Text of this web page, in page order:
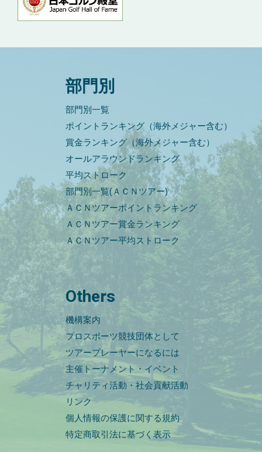
部門別
部門別一覧
ポイントランキング（海外メジャー含む）
賞金ランキング（海外メジャー含む）
オールアラウンドランキング
平均ストローク
部門別一覧(ＡＣＮツアー)
ＡＣＮツアーポイントランキング
ＡＣＮツアー賞金ランキング
ＡＣＮツアー平均ストローク
Others
機構案内
プロスポーツ競技団体として
ツアープレーヤーになるには
主催トーナメント・イベント
チャリティ活動・社会貢献活動
リンク
個人情報の保護に関する規約
特定商取引法に基づく表示